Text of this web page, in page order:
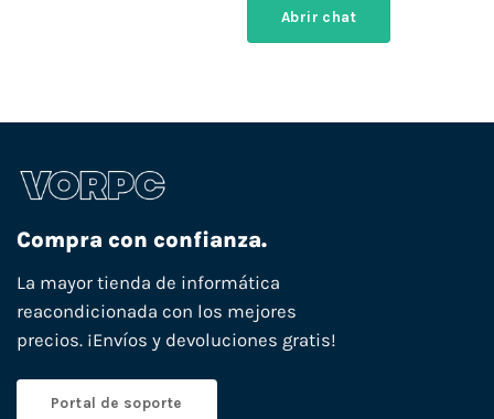
Abrir chat
Compra con confianza.
La mayor tienda de informática
reacondicionada con los mejores
precios. ¡Envíos y devoluciones gratis!
Portal de soporte